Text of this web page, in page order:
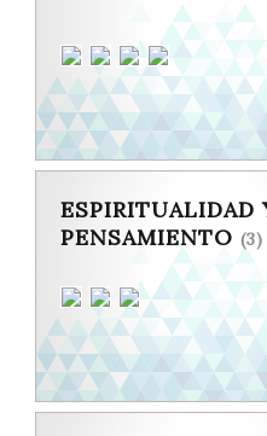
ESPIRITUALIDAD
PENSAMIENTO (3)